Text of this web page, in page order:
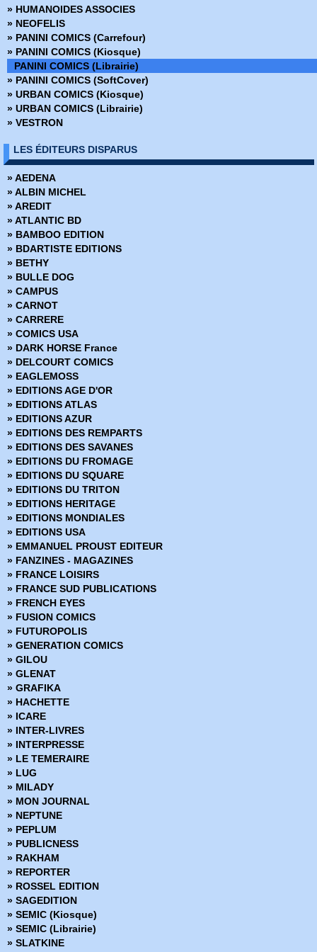
» Conan (2009)
» Conan Colossal
» Conan le barbare (2019)
» Conan le barbare (2024)
» Dark Horse
» Dark Side
» DC Absolute
» DC Anthologie
» DC Archives
» DC Cult
» DC Deluxe
» DC Heroes
» DC Icons
» DC Omnibus
» Deadpool Versus
» Dynamite
» Edition limitée
» Edition Prestige
» Encyclopédies Marvel
» Ere de Conan
» Fringe
» Green Hornet
» Hors Collections
» Iron-man - Les Aventures
» La planéte des singes
» Le printemps des Comics
» Les chroniques de Conan
» Marvel - Les grandes sagas
» Marvel - Les incontournables
» Marvel - Les origines
» Marvel Absolute
» Marvel Anthologie
» Marvel Aventures
» Marvel Cinematic
» Marvel Classic - Les Intégrales
» Marvel Dark
» Marvel Decades
» Marvel Deluxe
» Marvel Epic Collection
» Marvel Events
» Marvel Gold
» Marvel Graphic Novels
» Marvel Icons
» Marvel Illustration Book
» Marvel Kids
» Marvel Legacy
» Marvel Max
» Marvel Mini Monster
» Marvel Monster Edition
» Marvel Multiverse
» Marvel Next Gen
» Marvel Now
» Marvel Omnibus
» Marvel Poche
» Marvel Premium
» Marvel Prestige
» Marvel Select
» Marvel Super Héroines
» Marvel Transatlantique
» Marvel Verse
» Marvel Vintage
» Marvel Visionnaries
» Millarworld
» Miracleman
» Must Have
» Nomen Omen
» HUMANOIDES ASSOCIES
» NEOFELIS
» PANINI COMICS (Carrefour)
» PANINI COMICS (Kiosque)
PANINI COMICS (Librairie)
» PANINI COMICS (SoftCover)
» URBAN COMICS (Kiosque)
» URBAN COMICS (Librairie)
» VESTRON
LES ÉDITEURS DISPARUS
» AEDENA
» ALBIN MICHEL
» AREDIT
» ATLANTIC BD
» BAMBOO EDITION
» BDARTISTE EDITIONS
» BETHY
» BULLE DOG
» CAMPUS
» CARNOT
» CARRERE
» COMICS USA
» DARK HORSE France
» DELCOURT COMICS
» EAGLEMOSS
» EDITIONS AGE D'OR
» EDITIONS ATLAS
» EDITIONS AZUR
» EDITIONS DES REMPARTS
» EDITIONS DES SAVANES
» EDITIONS DU FROMAGE
» EDITIONS DU SQUARE
» EDITIONS DU TRITON
» EDITIONS HERITAGE
» EDITIONS MONDIALES
» EDITIONS USA
» EMMANUEL PROUST EDITEUR
» FANZINES - MAGAZINES
» FRANCE LOISIRS
» FRANCE SUD PUBLICATIONS
» FRENCH EYES
» FUSION COMICS
» FUTUROPOLIS
» GENERATION COMICS
» GILOU
» GLENAT
» GRAFIKA
» HACHETTE
» ICARE
» INTER-LIVRES
» INTERPRESSE
» LE TEMERAIRE
» LUG
» MILADY
» MON JOURNAL
» NEPTUNE
» PEPLUM
» PUBLICNESS
» RAKHAM
» REPORTER
» ROSSEL EDITION
» SAGEDITION
» SEMIC (Kiosque)
» SEMIC (Librairie)
» SLATKINE